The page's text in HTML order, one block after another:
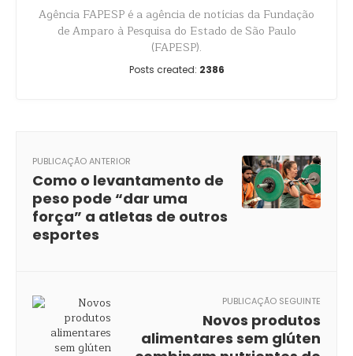
Agência FAPESP é a agência de notícias da Fundação
de Amparo à Pesquisa do Estado de São Paulo
(FAPESP).
Posts created: 2386
PUBLICAÇÃO ANTERIOR
Como o levantamento de
peso pode “dar uma
força” a atletas de outros
esportes
PUBLICAÇÃO SEGUINTE
Novos produtos
alimentares sem glúten